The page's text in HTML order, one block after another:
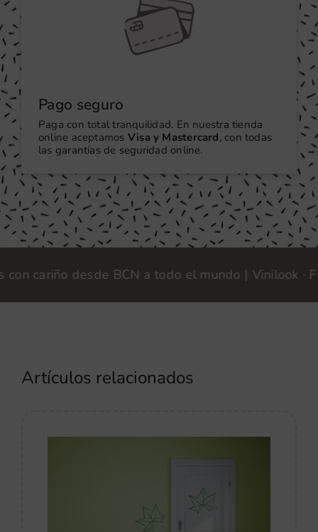
Pago seguro
Paga con total tranquilidad. En nuestra tienda
online aceptamos Visa y Mastercard, con todas
las garantías de seguridad online.
desde BCN a todo el mundo | Vinilook ·
Artículos relacionados